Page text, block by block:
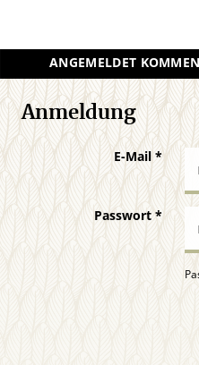
ANGEMELDET
Anmeldung
E-Mail *
Passwort*